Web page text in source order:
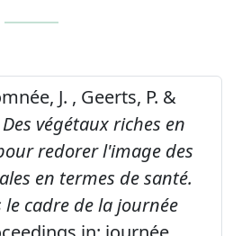
J. , Geerts, P. &
Des végétaux riches en
redorer l'image des
en termes de santé.
cadre de la journée